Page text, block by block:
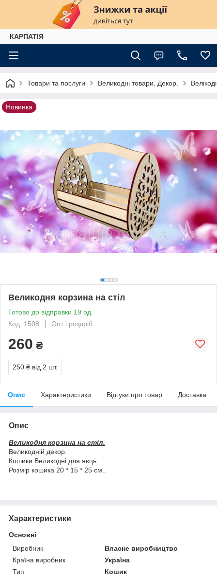
КАРПАТІЯ
Товари та послуги Великодні товари. Декор.
Новинка
Великодня корзина на стіл
Готово до відправки 19 од.
Код: 1508
Опт і роздріб
260 ₴
250 ₴ від 2 шт.
Опис Характеристики Відгуки про товар Доставка
Опис
Великодня корзина на стіл.
Великодній декор.
Кошики Великодні для яєць.
Розмір кошика 20 * 15 * 25 см..
Характеристики
Основні
Виробник
Власне виробництво
Країна виробник
Україна
Тип
Кошик